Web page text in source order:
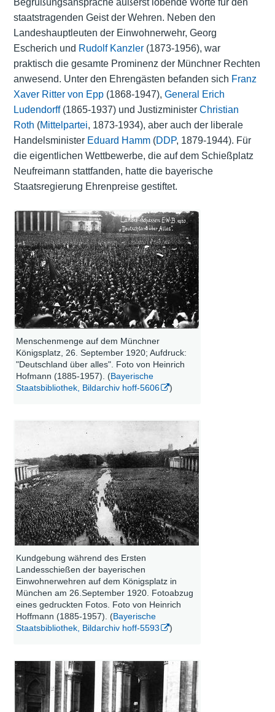
staatstragenden Geist der Wehren. Neben den
Landeshauptleuten der Einwohnerwehr, Georg
Escherich und Rudolf Kanzler(1873-1956), war
praktisch die gesamte Prominenz der Münchner Rechten
anwesend. Unter den Ehrengästen befanden sich Franz
Xaver Ritter von Epp(1868-1947), General Erich
Ludendorff(1865-1937) und Justizminister Christian
Roth (Mittelpartei, 1873-1934), aber auch der liberale
Handelsminister Eduard Hamm(DDP, 1879-1944). Für
die eigentlichen Wettbewerbe, die auf dem Schießplatz
Neufreimann stattfanden, hatte die bayerische
Staatsregierung Ehrenpreise gestiftet.
Menschenmenge auf dem Münchner
Königsplatz, 26. September 1920; Aufdruck:
"Deutschland über alles". Foto von Heinrich
Hofmann (1885-1957). (Bayerische
Staatsbibliothek, Bildarchiv hoff-5606
)
Kundgebung während des Ersten
Landesschießen der bayerischen
Einwohnerwehren auf dem Königsplatz in
München am 26.September 1920. Fotoabzug
eines gedruckten Fotos. Foto von Heinrich
Hoffmann (1885-1957). (Bayerische
Staatsbibliothek, Bildarchiv hoff-5593
)